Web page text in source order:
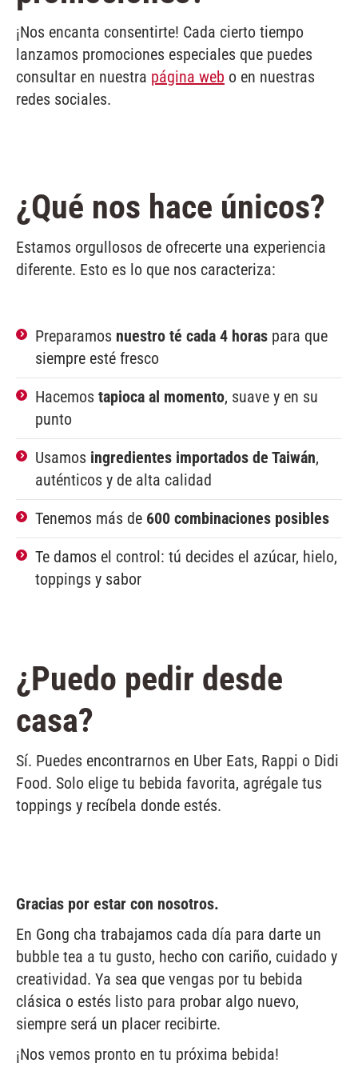
¡Nos encanta consentirte! Cada cierto tiempo
lanzamos promociones especiales que puedes
consultar en nuestra página web o en nuestras
redes sociales.
¿Qué nos hace únicos?
Estamos orgullosos de ofrecerte una experiencia
diferente. Esto es lo que nos caracteriza:
Preparamos nuestro té cada 4 horas para que
siempre esté fresco
Hacemos tapioca al momento, suave y en su
punto
Usamos ingredientes importados de Taiwán,
auténticos y de alta calidad
Tenemos más de 600 combinaciones posibles
Te damos el control: tú decides el azúcar, hielo,
toppings y sabor
¿Puedo pedir desde
casa?
Sí. Puedes encontrarnos en Uber Eats, Rappi o Didi
Food. Solo elige tu bebida favorita, agrégale tus
toppings y recíbela donde estés.
Gracias por estar con nosotros.
En Gong cha trabajamos cada día para darte un
bubble tea a tu gusto, hecho con cariño, cuidado y
creatividad. Ya sea que vengas por tu bebida
clásica o estés listo para probar algo nuevo,
siempre será un placer recibirte.
¡Nos vemos pronto en tu próxima bebida!